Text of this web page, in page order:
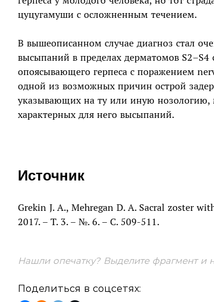
цуцугамуши с осложненным течением.
В вышеописанном случае диагноз стал
высыпаний в пределах дерматомов
опоясывающего герпеса с поражением
одной из возможных причин острой
указывающих на ту или иную нозологию,
характерных для него высыпаний.
Источник
Grekin J. A., Mehregan D. A. Sacral zoster
2017. – Т. 3. – №. 6. – С. 509-511.
Нашли опечатку? Выделите фрагмент и
Поделиться в соцсетях: